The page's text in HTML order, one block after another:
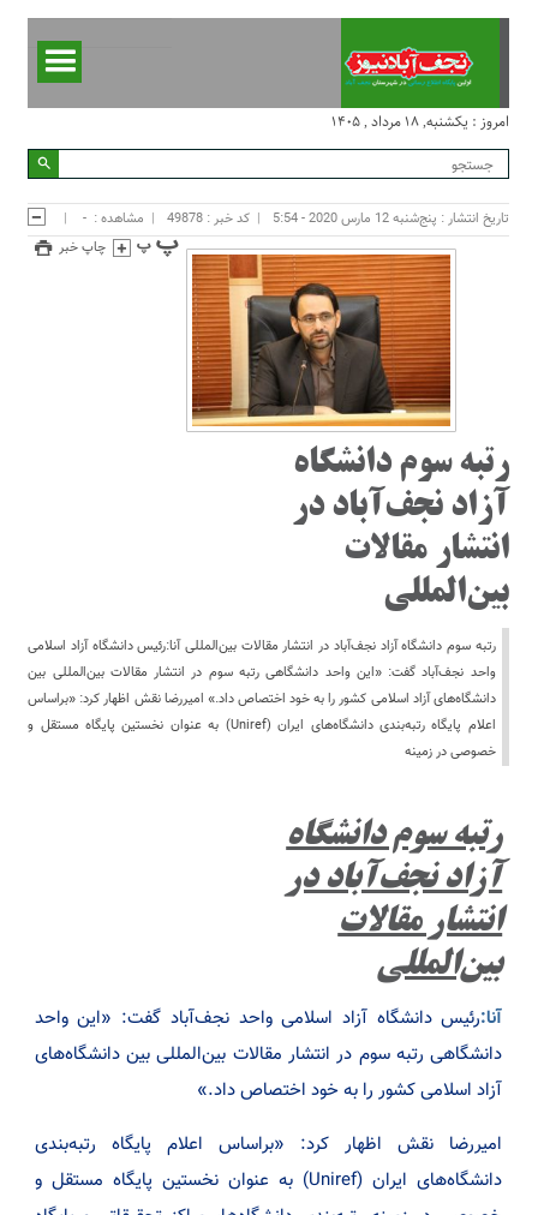
امروز : یکشنبه, ۱۸ مرداد , ۱۴۰۵
تاریخ انتشار : پنج‌شنبه 12 مارس 2020 - 5:54 کد خبر : 49878 مشاهده : -
چاپ خبر
رتبه سوم دانشگاه
آزاد نجف‌آباد در
انتشار مقالات
بین‌المللی
رتبه سوم دانشگاه آزاد نجف‌آباد در انتشار مقالات بین‌المللی آنا:رئیس دانشگاه آزاد اسلامی
واحد نجف‌آباد گفت: «این واحد دانشگاهی رتبه سوم در انتشار مقالات بین‌المللی بین
دانشگاه‌های آزاد اسلامی کشور را به خود اختصاص داد.» امیررضا نقش اظهار کرد: «براساس
اعلام پایگاه رتبه‌بندی دانشگاه‌های ایران (Uniref) به عنوان نخستین پایگاه مستقل و
خصوصی در زمینه
رتبه سوم دانشگاه
آزاد نجف‌آباد در
انتشار مقالات
بین‌المللی
آنا:رئیس دانشگاه آزاد اسلامی واحد نجف‌آباد گفت: «این واحد
دانشگاهی رتبه سوم در انتشار مقالات بین‌المللی بین دانشگاه‌های
آزاد اسلامی کشور را به خود اختصاص داد.»
امیررضا نقش اظهار کرد: «براساس اعلام پایگاه رتبه‌بندی
دانشگاه‌های ایران (Uniref) به عنوان نخستین پایگاه مستقل و